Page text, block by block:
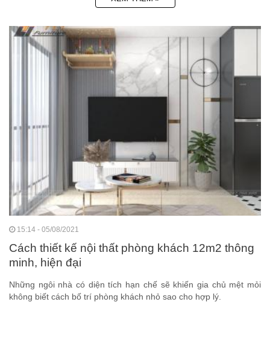
15:14 - 05/08/2021
Cách thiết kế nội thất phòng khách 12m2 thông
minh, hiện đại
Những ngôi nhà có diện tích hạn chế sẽ khiến gia chủ mệt mỏi
không biết cách bố trí phòng khách nhỏ sao cho hợp lý.